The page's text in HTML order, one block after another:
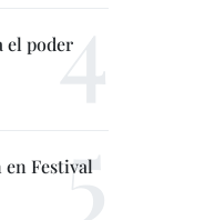
el poder
Festival